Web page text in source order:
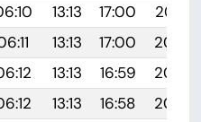
13:13 17:00
20:07
13:13 17:00
20:05
13:13 16:59
20:04
13:13 16:58
20:03